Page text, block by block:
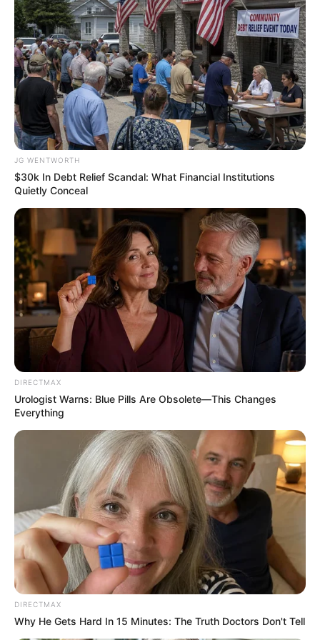
Why everything you thought you knew about water
might be wrong
CTA LOVE
From Baddies To Sweethearts: These 9 Actresses
Can Do It All
BRAINBERRIES
Disney Princesses: Which Live-Action Version Do
You Prefer?
JG WENTWORTH
$30k In Debt Relief Scandal: What Financial Institutions
Quietly Conceal
DIRECTMAX
Urologist Warns: Blue Pills Are Obsolete—This Changes
Everything
DIRECTMAX
Why He Gets Hard In 15 Minutes: The Truth Doctors Don't Tell